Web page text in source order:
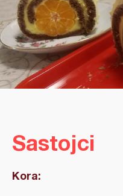
Sastojci
Kora: